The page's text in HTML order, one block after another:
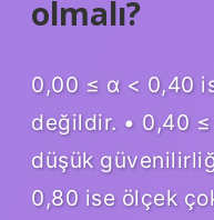
olmalı?
0,00 ≤ α < 0,40
değildir. • 0,40
düşük
0,80 ise ölçek